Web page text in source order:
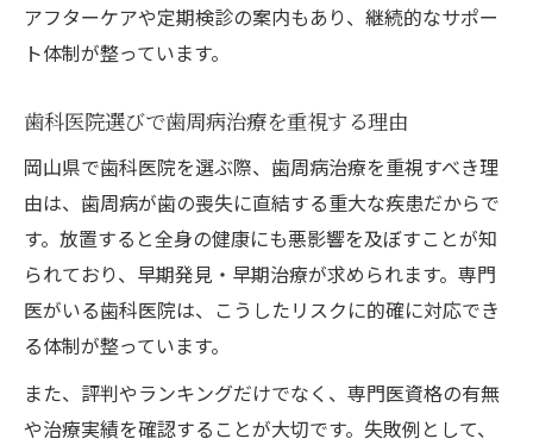
アフターケアや定期検診の案内もあり、継続的なサポー
ト体制が整っています。
歯科医院選びで歯周病治療を重視する理由
岡山県で歯科医院を選ぶ際、歯周病治療を重視すべき理
由は、歯周病が歯の喪失に直結する重大な疾患だからで
す。放置すると全身の健康にも悪影響を及ぼすことが知
られており、早期発見・早期治療が求められます。専門
医がいる歯科医院は、こうしたリスクに的確に対応でき
る体制が整っています。
また、評判やランキングだけでなく、専門医資格の有無
や治療実績を確認することが大切です。失敗例として、